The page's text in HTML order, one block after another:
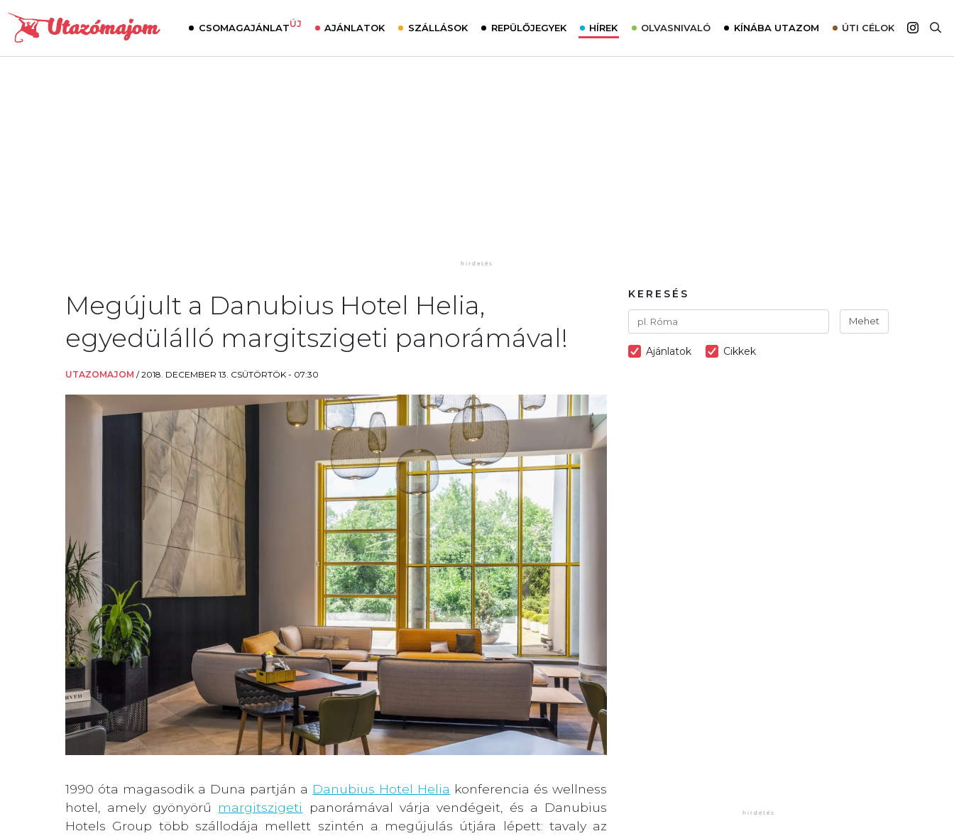
CSOMAGAJÁNLATÚJ AJÁNLATOK SZÁLLÁSOK REPÜLŐJEGYEK HÍREK OLVASNIVALÓ KÍNÁBA UTAZOM ÚTI CÉLOK
Megújult a Danubius Hotel Helia,
egyedülálló margitszigeti panorámával!
UTAZOMAJOM /2018. DECEMBER 13. CSÜTÖRTÖK - 07:30
1990 óta magasodik a Duna partján a Danubius Hotel Helia konferencia és wellness
hotel, amely gyönyörű margitszigeti
panorámával várja vendégeit, és a Danubius
Hotels Group több szállodája mellett szintén a megújulás útjára lépett: tavaly az
KERESÉS
Mehet
Ajánlatok Cikkek